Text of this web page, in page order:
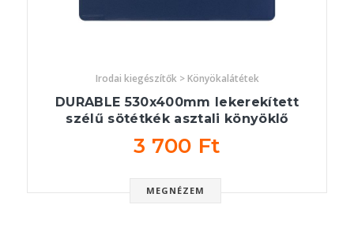
Irodai kiegészítők > Könyökalátétek
DURABLE 530x400mm lekerekített
szélű sötétkék asztali könyöklő
3 700 Ft
MEGNÉZEM